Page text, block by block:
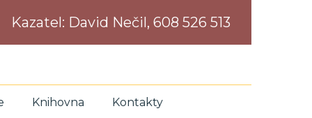
Kazatel: David Nečil, 608 526 513
Knihovna Kontakty